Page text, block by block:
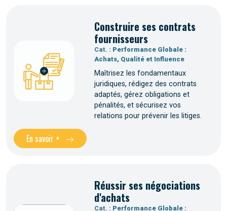
Construire ses contrats
fournisseurs
Cat. : Performance Globale :
Achats, Qualité et Influence
Maîtrisez les fondamentaux
juridiques, rédigez des contrats
adaptés, gérez obligations et
pénalités, et sécurisez vos
relations pour prévenir les litiges.
En savoir +
Réussir ses négociations
d'achats
Cat. : Performance Globale :